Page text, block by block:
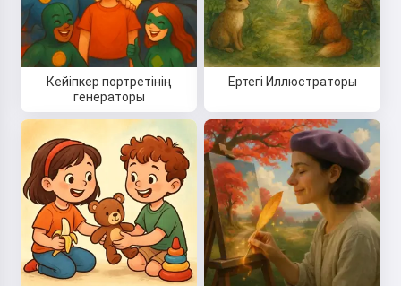
Кейіпкер портретінің
генераторы
Ертегі Иллюстраторы